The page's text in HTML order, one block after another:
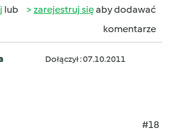
lub zarejestruj sięaby dodawać
komentarze
Dołączył : 07.10.2011
#18